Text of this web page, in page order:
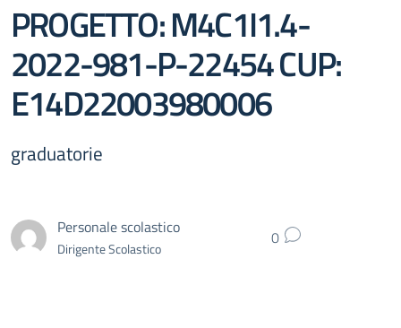
PROGETTO: M4C1I1.4-
2022-981-P-22454 CUP:
E14D22003980006
graduatorie
Personale scolastico
Dirigente Scolastico 0